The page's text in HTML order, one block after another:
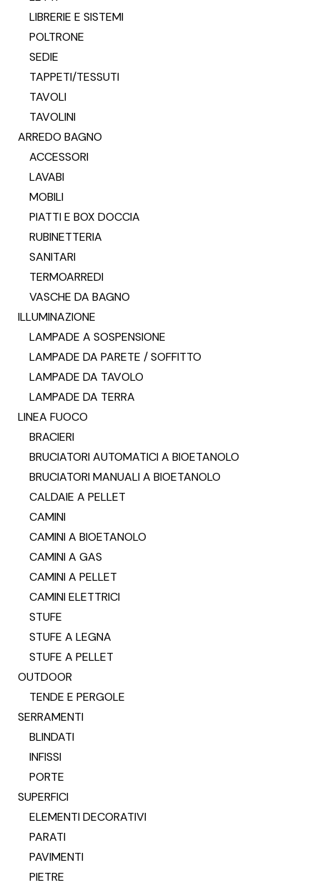
LIBRERIE E SISTEMI
POLTRONE
SEDIE
TAPPETI/TESSUTI
TAVOLI
TAVOLINI
ARREDO BAGNO
ACCESSORI
LAVABI
MOBILI
PIATTI E BOX DOCCIA
RUBINETTERIA
SANITARI
TERMOARREDI
VASCHE DA BAGNO
ILLUMINAZIONE
LAMPADE A SOSPENSIONE
LAMPADE DA PARETE / SOFFITTO
LAMPADE DA TAVOLO
LAMPADE DA TERRA
LINEA FUOCO
BRACIERI
BRUCIATORI AUTOMATICI A BIOETANOLO
BRUCIATORI MANUALI A BIOETANOLO
CALDAIE A PELLET
CAMINI
CAMINI A BIOETANOLO
CAMINI A GAS
CAMINI A PELLET
CAMINI ELETTRICI
STUFE
STUFE A LEGNA
STUFE A PELLET
OUTDOOR
TENDE E PERGOLE
SERRAMENTI
BLINDATI
INFISSI
PORTE
SUPERFICI
ELEMENTI DECORATIVI
PARATI
PAVIMENTI
PIETRE